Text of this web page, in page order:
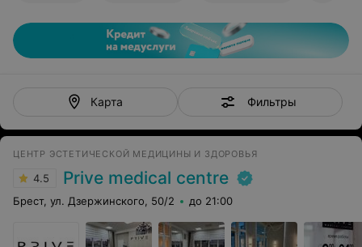
Карта Фильтры
ЦЕНТР ЭСТЕТИЧЕСКОЙ МЕДИЦИНЫ И ЗДОРОВЬЯ
4.5 Prive medical centre
Брест, ул. Дзержинского, 50/2 до 21:00